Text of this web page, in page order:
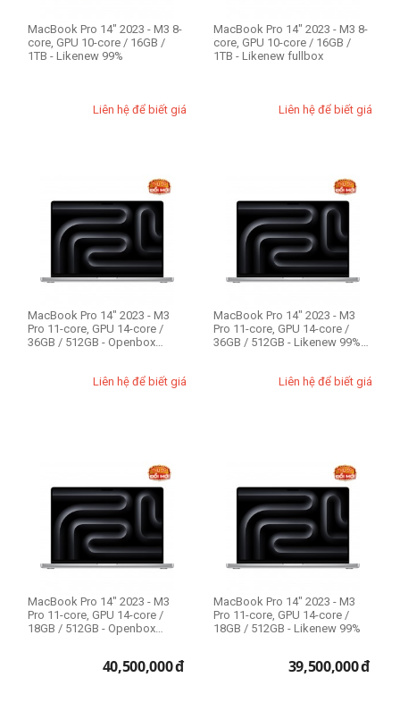
MacBook Pro 14" 2023 - M3 8-
core, GPU 10-core / 16GB /
1TB - Likenew 99%
Liên hệ để biết giá
MacBook Pro 14" 2023 - M3 8-
core, GPU 10-core / 16GB /
1TB - Likenew fullbox
Liên hệ để biết giá
MacBook Pro 14" 2023 - M3
Pro 11-core, GPU 14-core /
36GB / 512GB - Openbox
Liên hệ để biết giá
MacBook Pro 14" 2023 - M3
Pro 11-core, GPU 14-core /
36GB / 512GB - Likenew 99%
Liên hệ để biết giá
MacBook Pro 14" 2023 - M3
Pro 11-core, GPU 14-core /
18GB / 512GB - Openbox
40,500,000đ
MacBook Pro 14" 2023 - M3
Pro 11-core, GPU 14-core /
18GB / 512GB - Likenew 99%
39,500,000đ